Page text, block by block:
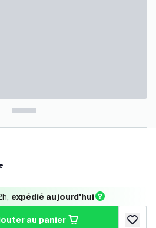
expédié aujourd'hui
au panier